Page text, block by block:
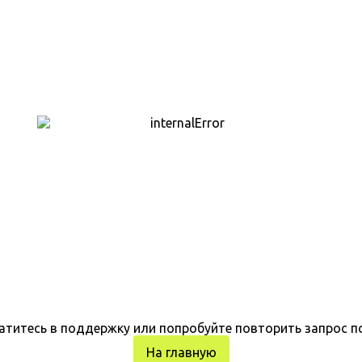
в поддержку или попробуйте повторить запрос
На главную